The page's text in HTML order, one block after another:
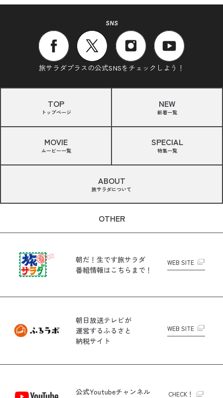
SNS
旅サラダプラスの公式SNSをチェックしよう！
TOP
トップページ
NEW
新着一覧
MOVIE
ムービー一覧
SPECIAL
特集一覧
ABOUT
旅サラダについて
OTHER
朝だ！生です旅サラダ
番組情報はこちらまで！
WEB SITE
朝日放送テレビが
運営するふるさと
納税サイト
WEB SITE
公式Youtubeチャンネル
CHECK！